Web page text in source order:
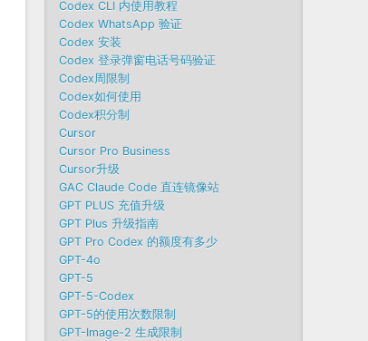
Codex CLI 内使用教程
Codex WhatsApp 验证
Codex 安装
Codex 登录弹窗电话号码验证
Codex周限制
Codex如何使用
Codex积分制
Cursor
Cursor Pro Business
Cursor升级
GAC Claude Code 直连镜像站
GPT PLUS 充值升级
GPT Plus 升级指南
GPT Pro Codex 的额度有多少
GPT-4o
GPT-5
GPT-5-Codex
GPT-5的使用次数限制
GPT-Image-2 生成限制